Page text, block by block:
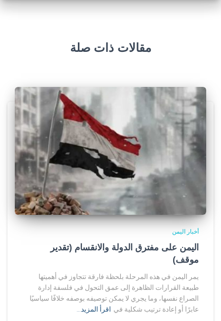
مقالات ذات صلة
أخبار اليمن
اليمن على مفترق الدولة والانقسام (تقدير
موقف)
يمر اليمن في هذه المرحلة بلحظة فارقة تتجاوز في أهميتها
طبيعة القرارات الظاهرة إلى عمق التحول في فلسفة إدارة
الصراع نفسها، وما يجري لا يمكن توصيفه بوصفه خلافًا سياسيًا
عابرًا أو إعادة ترتيب شكلية في اقرأ المزيد…